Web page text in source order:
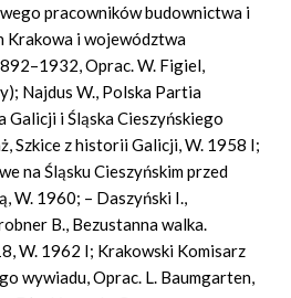
pracowników budownictwa i
Krakowa i województwa
Oprac. W. Figiel,
Najdus W., Polska Partia
i Śląska Cieszyńskiego
Szkice z historii Galicji, W. 1958 I;
na Śląsku Cieszyńskim przed
W. 1960; – Daszyński I.,
B., Bezustanna walka.
W. 1962 I; Krakowski Komisarz
wywiadu, Oprac. L. Baumgarten,